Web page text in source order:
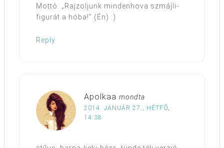
Mottó: „Rajzoljunk mindenhova szmájli-
figurát a hóba!” (Én) :)
Reply
Apolkaa mondta
2014. JANUÁR 27., HÉTFŐ,
14:38